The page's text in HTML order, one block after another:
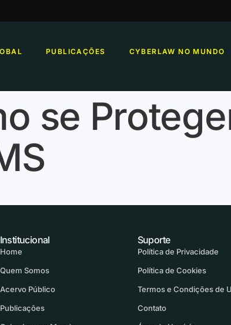
PUBLICAÇÕES CYBERLAW NO MUNDO
se
Suporte
Política de Privacidade
Política de Cookies
Termos e Condições de
Contato
Institucional
Home
Quem Somos
Acervo Público
Publicações